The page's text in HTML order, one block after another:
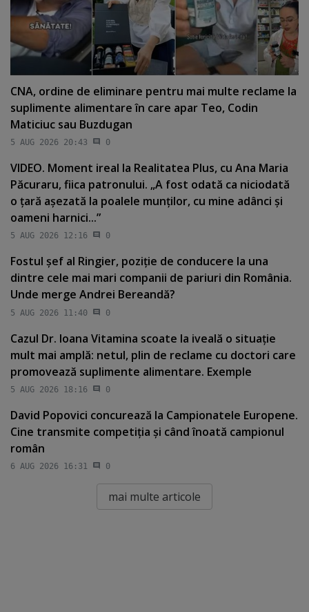
CNA, ordine de eliminare pentru mai multe reclame la
suplimente alimentare în care apar Teo, Codin
Maticiuc sau Buzdugan
5 AUG 2026 20:43 0
VIDEO. Moment ireal la Realitatea Plus, cu Ana Maria
Păcuraru, fiica patronului. „A fost odată ca niciodată
o ţară aşezată la poalele munţilor, cu mine adânci şi
oameni harnici...”
5 AUG 2026 12:16 0
Fostul şef al Ringier, poziţie de conducere la una
dintre cele mai mari companii de pariuri din România.
Unde merge Andrei Bereandă?
5 AUG 2026 11:40 0
Cazul Dr. Ioana Vitamina scoate la iveală o situaţie
mult mai amplă: netul, plin de reclame cu doctori care
promovează suplimente alimentare. Exemple
5 AUG 2026 18:16 0
David Popovici concurează la Campionatele Europene.
Cine transmite competiţia şi când înoată campionul
român
6 AUG 2026 16:31 0
mai multe articole